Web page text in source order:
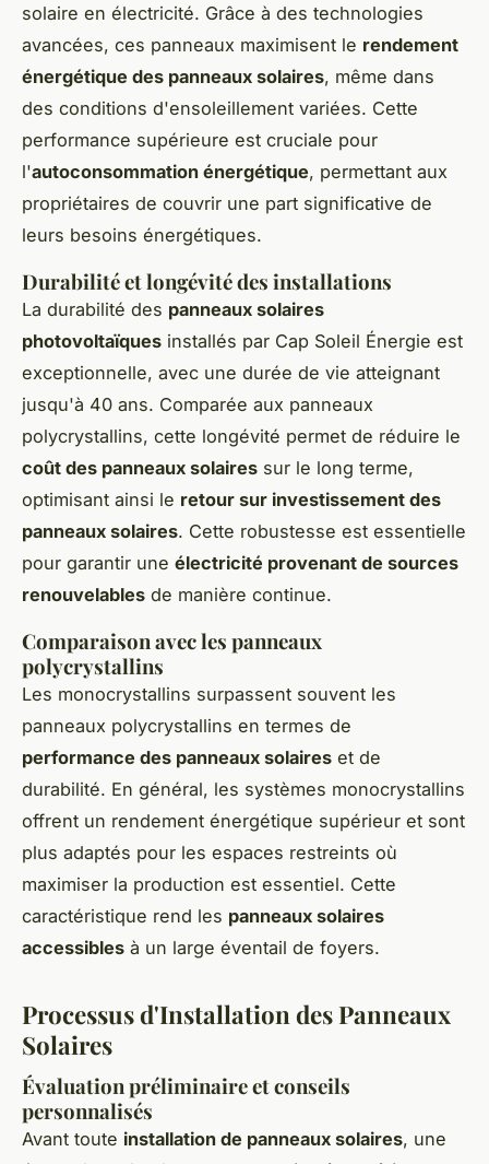
solaire en électricité. Grâce à des technologies
avancées, ces panneaux maximisent le rendement
énergétique des panneaux solaires, même dans
des conditions d'ensoleillement variées. Cette
performance supérieure est cruciale pour
l'autoconsommation énergétique, permettant aux
propriétaires de couvrir une part significative de
leurs besoins énergétiques.
Durabilité et longévité des installations
La durabilité des panneaux solaires
photovoltaïques installés par Cap Soleil Énergie est
exceptionnelle, avec une durée de vie atteignant
jusqu'à 40 ans. Comparée aux panneaux
polycrystallins, cette longévité permet de réduire le
coût des panneaux solaires sur le long terme,
optimisant ainsi le retour sur investissement des
panneaux solaires. Cette robustesse est essentielle
pour garantir une électricité provenant de sources
renouvelables de manière continue.
Comparaison avec les panneaux
polycrystallins
Les monocrystallins surpassent souvent les
panneaux polycrystallins en termes de
performance des panneaux solaires et de
durabilité. En général, les systèmes monocrystallins
offrent un rendement énergétique supérieur et sont
plus adaptés pour les espaces restreints où
maximiser la production est essentiel. Cette
caractéristique rend les panneaux solaires
accessibles à un large éventail de foyers.
Processus d'Installation des Panneaux
Solaires
Évaluation préliminaire et conseils
personnalisés
Avant toute installation de panneaux solaires, une